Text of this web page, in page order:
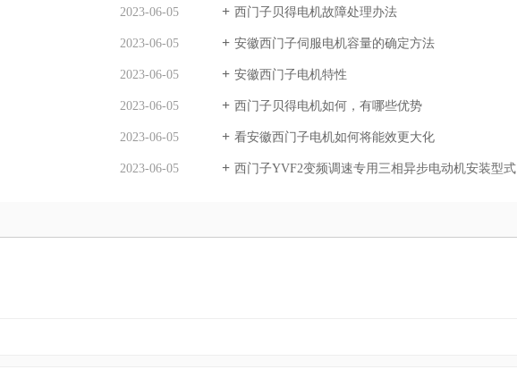
2023-06-05 西门子贝得电机故障处理办法
2023-06-05 安徽西门子伺服电机容量的确定方法
2023-06-05 安徽西门子电机特性
2023-06-05 西门子贝得电机如何，有哪些优势
2023-06-05 看安徽西门子电机如何将能效更大化
2023-06-05 西门子YVF2变频调速专用三相异步电动机安装型式